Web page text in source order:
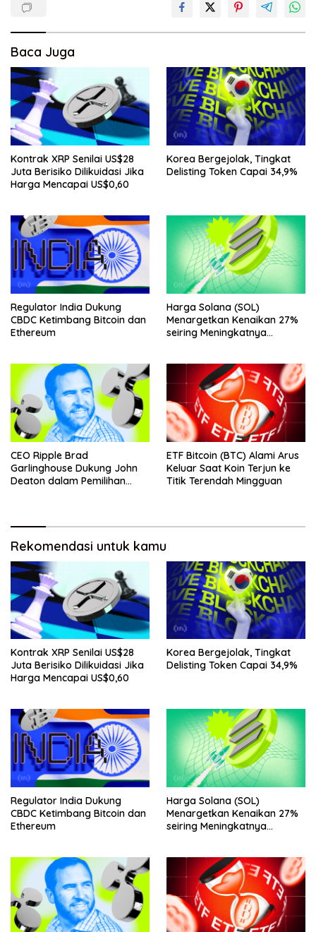
Baca Juga
Kontrak XRP Senilai US$28
Juta Berisiko Dilikuidasi Jika
Harga Mencapai US$0,60
Korea Bergejolak, Tingkat
Delisting Token Capai 34,9%
Regulator India Dukung
CBDC Ketimbang Bitcoin dan
Ethereum
Harga Solana (SOL)
Menargetkan Kenaikan 27%
seiring Meningkatnya
CEO Ripple Brad
Garlinghouse Dukung John
Deaton dalam Pemilihan
ETF Bitcoin (BTC) Alami Arus
Keluar Saat Koin Terjun ke
Titik Terendah Mingguan
Rekomendasi untuk kamu
Kontrak XRP Senilai US$28
Juta Berisiko Dilikuidasi Jika
Harga Mencapai US$0,60
Korea Bergejolak, Tingkat
Delisting Token Capai 34,9%
Regulator India Dukung
CBDC Ketimbang Bitcoin dan
Ethereum
Harga Solana (SOL)
Menargetkan Kenaikan 27%
seiring Meningkatnya